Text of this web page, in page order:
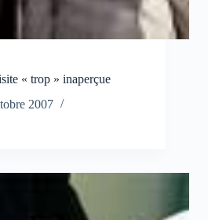
« trop » inaperçue
2007